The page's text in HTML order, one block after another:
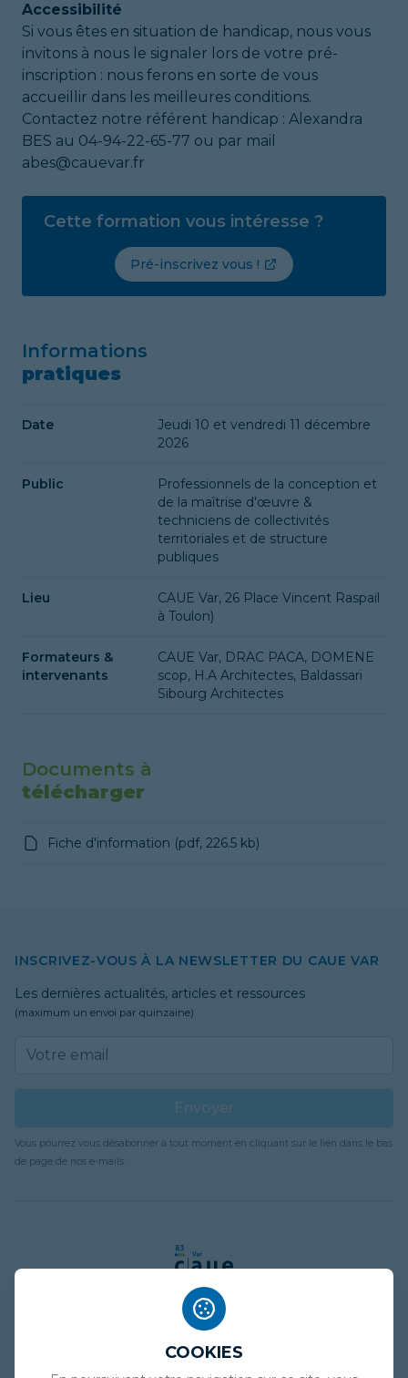
Accessibilité
Si vous êtes en situation de handicap, nous vous
invitons à nous le signaler lors de votre pré-
inscription : nous ferons en sorte de vous
accueillir dans les meilleures conditions.
Contactez notre référent handicap : Alexandra
BES au 04-94-22-65-77 ou par mail
abes@cauevar.fr
Cette formation vous intéresse ?
Pré-inscrivez vous !
Informations
pratiques
Date
Jeudi 10 et vendredi 11 décembre
2026
Public
Professionnels de la conception et
de la maîtrise d'œuvre &
techniciens de collectivités
territoriales et de structure
publiques
Lieu
CAUE Var, 26 Place Vincent Raspail
à Toulon)
Formateurs &
intervenants
CAUE Var, DRAC PACA, DOMENE
scop, H.A Architectes, Baldassari
Sibourg Architectes
Documents à
télécharger
Fiche d'information (pdf, 226.5 kb)
INSCRIVEZ-VOUS À LA NEWSLETTER DU CAUE VAR
Les dernières actualités, articles et ressources
(maximum un envoi par quinzaine)
Vous pourrez vous désabonner à tout moment en cliquant sur le lien dans le bas
de page de nos e-mails.
COOKIES